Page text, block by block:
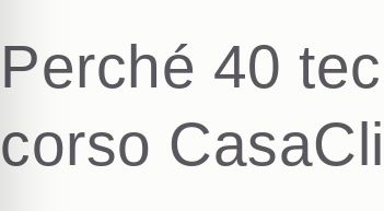
Perché 40
corso